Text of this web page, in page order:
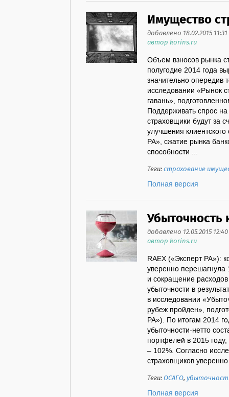
Имущество
добавлено 18.02.2015 11:31
автор korins.ru
Объем взносов рынка
полугодие 2014 года
значительно опередив
исследовании «Рынок
гавань»,
Поддерживать спрос
страховщики будут за
улучшения
РА», сжатие рынка
способности ...
Теги:страхование
Полная версия
Убыточность
добавлено 12.05.2015 12:40
автор korins.ru
RAEX («Эксперт РА»):
уверенно
и сокращение
убыточности в
в исследовании
рубеж пройден»,
РА»). По итогам 2014
убыточности-нетто
портфелей в 2015 году,
– 102%. Согласно
страховщиков
Теги:ОСАГО,
Полная версия